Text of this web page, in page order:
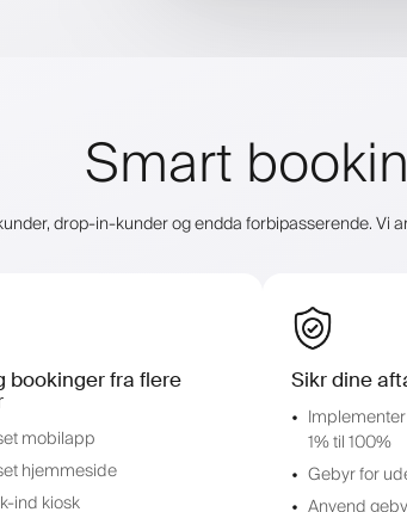
Smart
drop-in-kunder og endda forbipasserende. Vi
bookinger fra flere
mobilapp
hjemmeside
ind kiosk
Sikr dine
1% til 100%
Gebyr for